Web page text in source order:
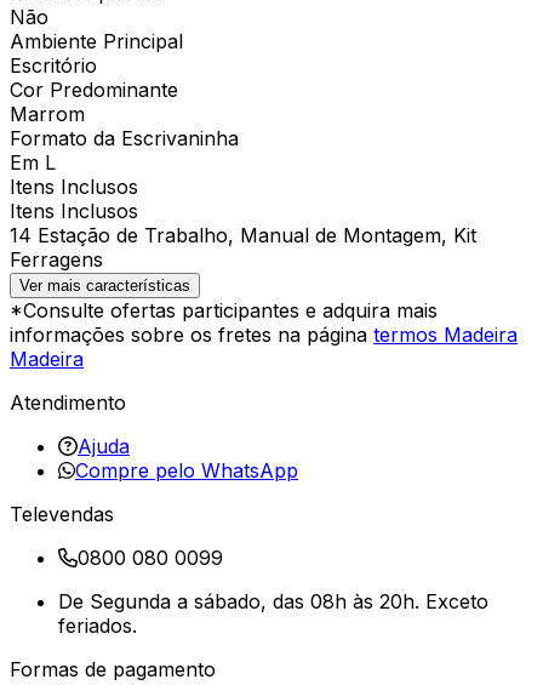
Não
Ambiente Principal
Escritório
Cor Predominante
Marrom
Formato da Escrivaninha
Em L
Itens Inclusos
Itens Inclusos
14 Estação de Trabalho, Manual de Montagem, Kit
Ferragens
Ver mais características
*Consulte ofertas participantes e adquira mais
informações sobre os fretes na página termos Madeira
Madeira
Atendimento
Ajuda
Compre pelo WhatsApp
Televendas
0800 080 0099
De Segunda a sábado, das 08h às 20h. Exceto
feriados.
Formas de pagamento